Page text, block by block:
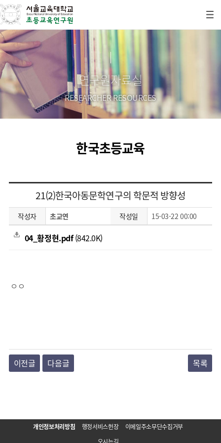
연구원자료실
RESEARCHER RESOURCES
한국초등교육
21(2)한국아동문학연구의 학문적 방향성
작성자 초교연 작성일 15-03-22 00:00
04_황정현.pdf(842.0K)
ㅇㅇ
이전글 다음글 목록
개인정보처리방침 행정서비스헌장
이메일주소무단수집거부